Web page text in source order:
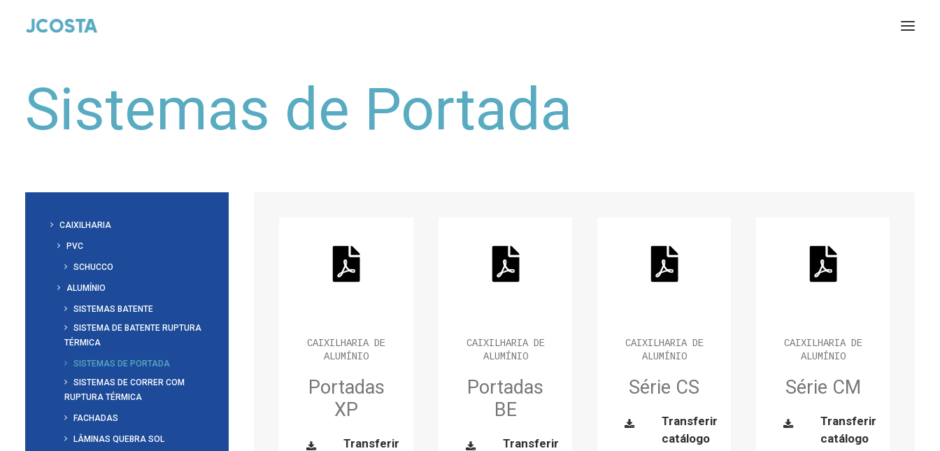
Sistemas de Portada
CAIXILHARIA
PVC
SCHUCCO
ALUMÍNIO
SISTEMAS BATENTE
SISTEMA DE BATENTE RUPTURA
TÉRMICA
SISTEMAS DE PORTADA
SISTEMAS DE CORRER COM
RUPTURA TÉRMICA
FACHADAS
LÂMINAS QUEBRA SOL
CAIXILHARIA DE
ALUMÍNIO
Portadas
XP
Transferir
CAIXILHARIA DE
ALUMÍNIO
Portadas
BE
Transferir
CAIXILHARIA DE
ALUMÍNIO
Série CS
Transferir
catálogo
CAIXILHARIA DE
ALUMÍNIO
Série CM
Transferir
catálogo